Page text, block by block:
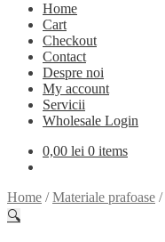
Home
Cart
Checkout
Contact
Despre noi
My account
Servicii
Wholesale Login
0,00 lei 0 items
Home /Materiale prafoase /
🔍